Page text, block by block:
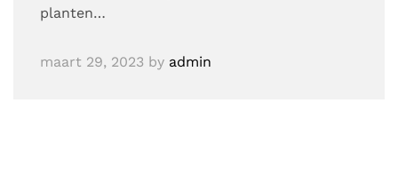
planten…
maart 29, 2023 by admin